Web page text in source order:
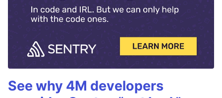
See why 4M developers